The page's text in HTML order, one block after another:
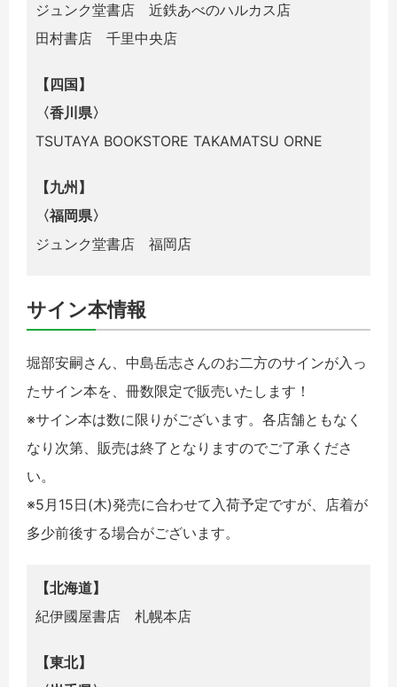
ジュンク堂書店 近鉄あべのハルカス店
田村書店 千里中央店
【四国】
〈香川県〉
TSUTAYA BOOKSTORE TAKAMATSU ORNE
【九州】
〈福岡県〉
ジュンク堂書店 福岡店
サイン本情報
堀部安嗣さん、中島岳志さんのお二方のサインが入っ
たサイン本を、冊数限定で販売いたします！
※サイン本は数に限りがございます。各店舗ともなく
なり次第、販売は終了となりますのでご了承くださ
い。
※5月15日(木)発売に合わせて入荷予定ですが、店着が
多少前後する場合がございます。
【北海道】
紀伊國屋書店 札幌本店
【東北】